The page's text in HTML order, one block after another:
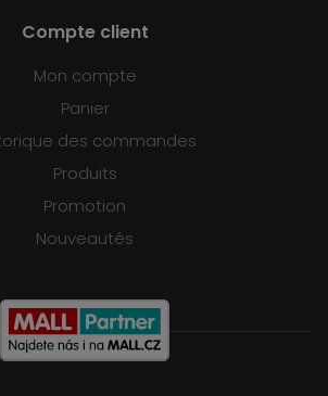
Compte client
Mon compte
Panier
des commandes
Produits
Promotion
Nouveautés